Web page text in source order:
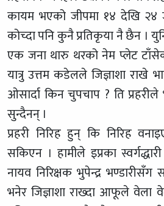
कायम भएको जीपमा १४ देखि २४
कोच्दा पनि कुनै प्रतिकृया नै छैन ।
एक जना थारु थरको नेम प्लेट
यात्रु उत्तम कडेलले जिज्ञाशा राखे
ओसार्दा किन चुपचाप ? ति
सुन्दैनन् ।
प्रहरी निरिह हुन् कि निरिह
सकिएन । हामीले इप्रका स्वर्गद्धारी
नायव निरिक्षक भुपेन्द्र
भनेर जिज्ञाशा राख्दा आफूले वेला